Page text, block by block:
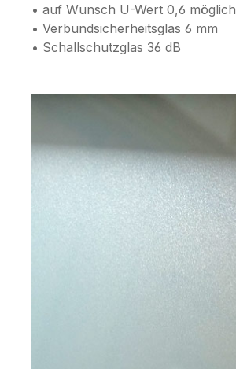
• auf Wunsch U-Wert 0,6 möglich
• Verbundsicherheitsglas 6 mm
• Schallschutzglas 36 dB